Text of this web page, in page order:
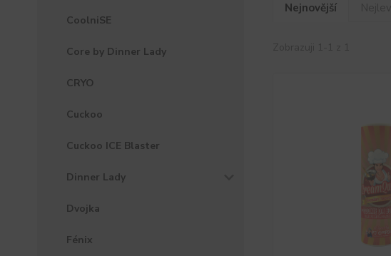
CoolniSE
Core by Dinner Lady
CRYO
Cuckoo
Cuckoo ICE Blaster
Dinner Lady
Dvojka
Fénix
Nejnovější